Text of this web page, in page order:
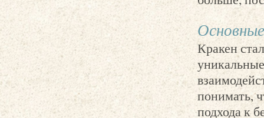
Кракен
понимать,
подхода к